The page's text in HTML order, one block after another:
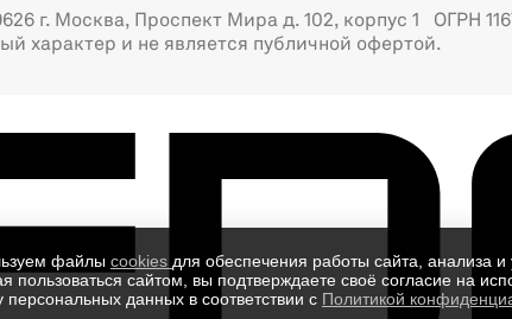
г. Москва, Проспект Мира д. 102, корпус 1 ОГРН
характер и не является публичной офертой.
файлы cookies для обеспечения работы сайта, анализа и
пользоваться сайтом, вы подтверждаете своё согласие на
персональных данных в соответствии с Политикой